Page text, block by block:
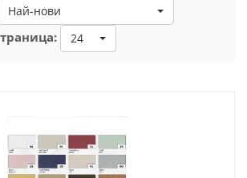
Най-нови
24